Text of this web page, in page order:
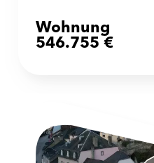
Wohnung
546.755 €